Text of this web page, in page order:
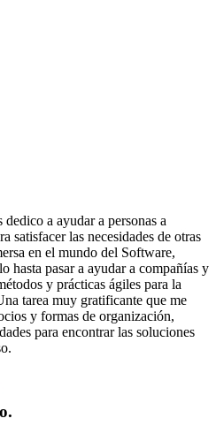
a ayudar a personas a
satisfacer las necesidades de otras
en el mundo del Software,
hasta pasar a ayudar a compañías y
y prácticas ágiles para la
tarea muy gratificante que me
y formas de organización,
para encontrar las soluciones